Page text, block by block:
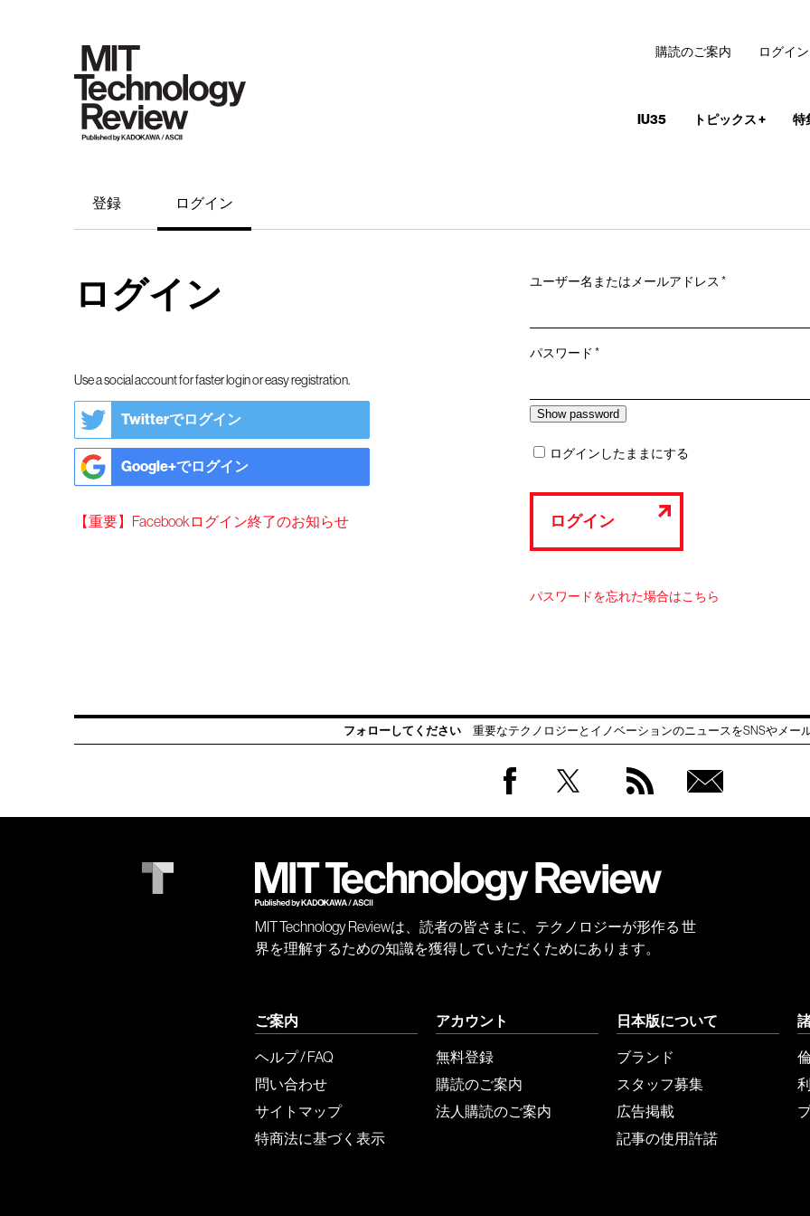
IU35 トピックス+ 特
購読のご案内 ログイン
登録 ログイン
ログイン
Use a social account for faster login or easy registration.
Twitterでログイン
Google+でログイン
【重要】Facebookログイン終了のお知らせ
ユーザー名またはメールアドレス*必
パスワード*必
ログインしたままにする
ログイン
パスワードを忘れた場合はこちら
フォローしてください 重要なテクノロジーとイノベーションのニュースをSNSやメー
会員
MIT Technology Reviewは、読者の皆さまに、テクノロジーが形作る 世
界を理解するための知識を獲得していただくためにあります。
ご案内
ヘルプ / FAQ
問い合わせ
サイトマップ
特商法に基づく表示
アカウント
無料登録
購読のご案内
法人購読のご案内
日本版について
ブランド
スタッフ募集
広告掲載
記事の使用許諾